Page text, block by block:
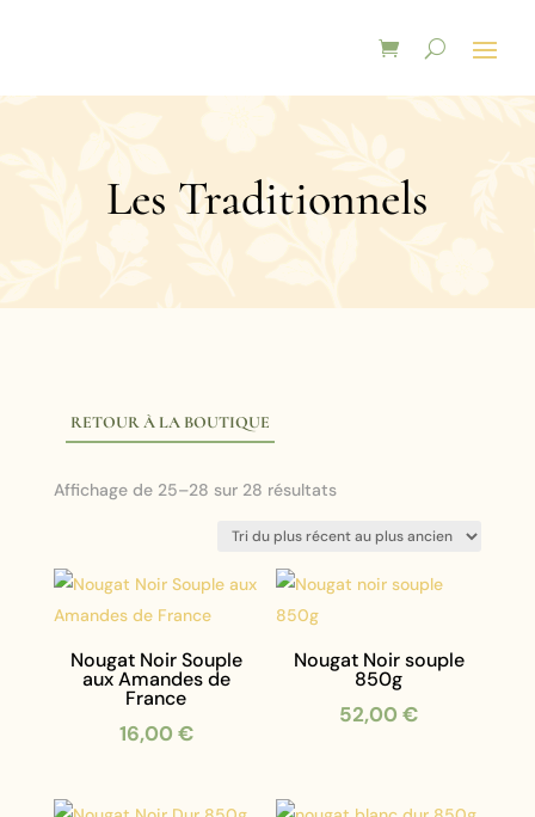
Les Traditionnels
RETOUR À LA BOUTIQUE
Affichage de 25–28 sur 28 résultatsTrié
plus
ancien
Nougat Noir Souple
aux Amandes de
France
16,00 €
Nougat Noir souple
850g
52,00€